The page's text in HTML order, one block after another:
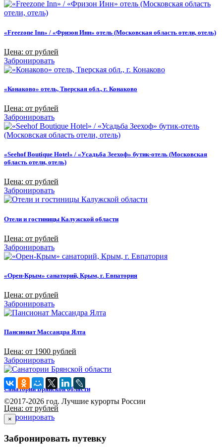
«Freezone Inn» / «Фризон Инн» отель (Московская область отели, отель)
Цена: от рублей
Забронировать
«Конаково» отель, Тверская обл., г. Конаково
Цена: от рублей
Забронировать
«Seehof Boutique Hotel» / «Усадьба Зеехоф» бутик-отель (Московская
область отели, отель)
Цена: от рублей
Забронировать
Отели и гостиницы Калужской области
Цена: от рублей
Забронировать
«Орен-Крым» санаторий, Крым, г. Евпатория
Цена: от рублей
Забронировать
Пансионат Массандра Ялта
Цена: от 1900 рублей
Забронировать
Санатории Брянской области
Цена: от рублей
Забронировать
©2017-2026 год. Лучшие курорты России
×
Забронировать путевку